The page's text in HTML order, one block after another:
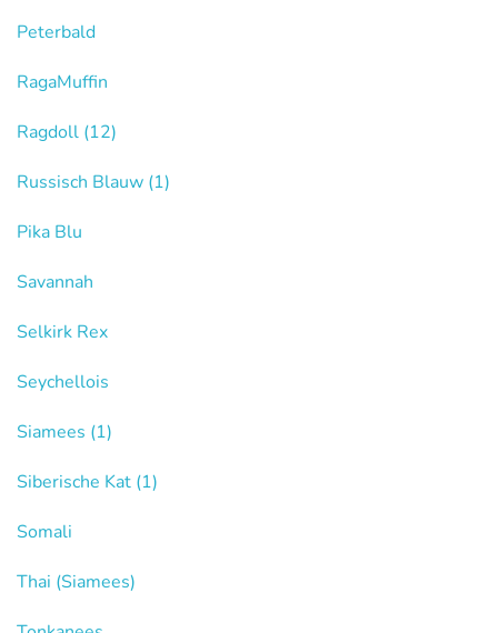
Peterbald
RagaMuffin
Ragdoll (12)
Russisch Blauw (1)
Pika Blu
Savannah
Selkirk Rex
Seychellois
Siamees (1)
Siberische Kat (1)
Somali
Thai (Siamees)